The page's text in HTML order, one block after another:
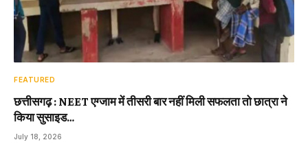
FEATURED
छत्तीसगढ़ : NEET एग्जाम में तीसरी बार नहीं मिली सफलता तो छात्रा ने
किया सुसाइड…
July 18, 2026